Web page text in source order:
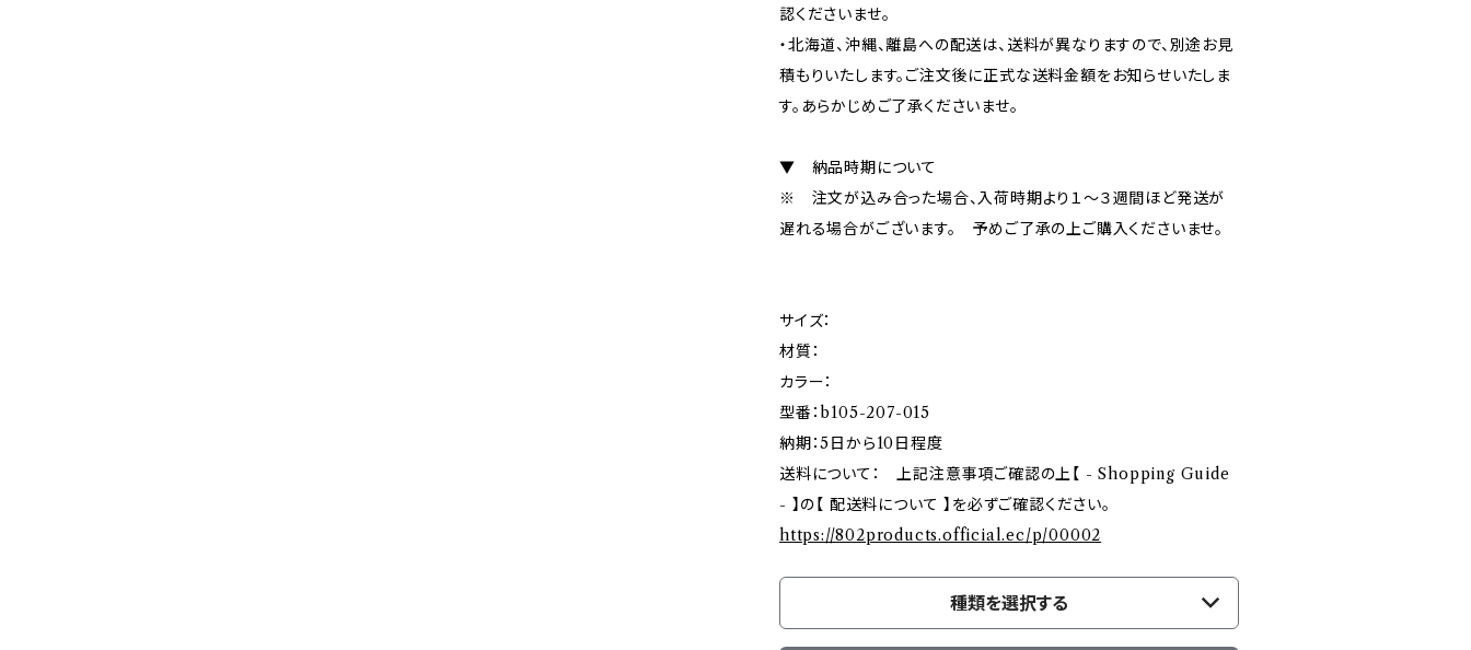
認くださいませ。
・北海道、沖縄、離島への配送は、送料が異なりますので、別途お見
積もりいたします。ご注文後に正式な送料金額をお知らせいたしま
す。あらかじめご了承くださいませ。
▼ 納品時期について
※ 注文が込み合った場合、入荷時期より１～３週間ほど発送が
遅れる場合がございます。 予めご了承の上ご購入くださいませ。
サイズ：
材質：
カラー：
型番：b105-207-015
納期：5日から10日程度
送料について： 上記注意事項ご確認の上【 - Shopping Guide
- 】の【 配送料について 】を必ずご確認ください。
https://802products.official.ec/p/00002
種類を選択する